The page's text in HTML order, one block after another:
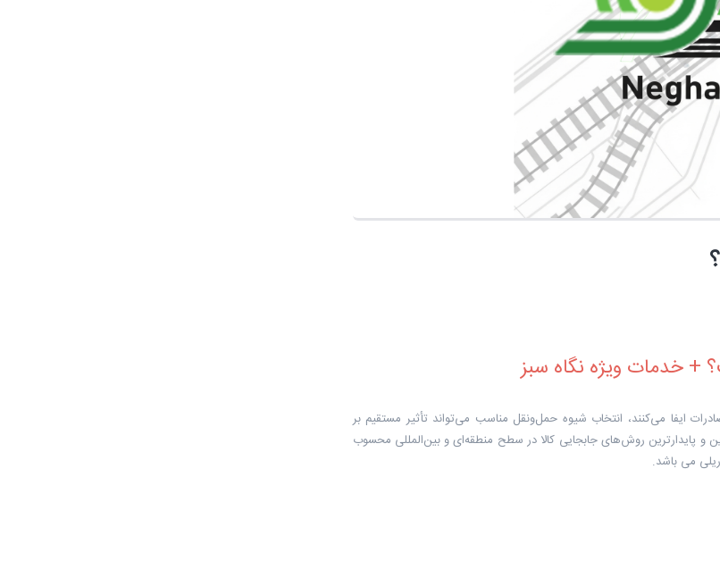
+ خدمات ویژه نگاه سبز
ایفا می‌کنند، انتخاب شیوه حمل‌ونقل مناسب می‌تواند تأثیر مستقیم بر
و پایدارترین روش‌های جابجایی کالا در سطح منطقه‌ای و بین‌المللی محسوب
می باشد.